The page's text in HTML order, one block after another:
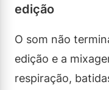
edição
O som não
edição e a
respiração,